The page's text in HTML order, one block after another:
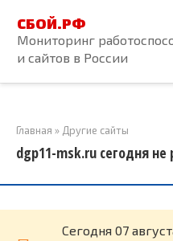
контенту
СБОЙ.РФ
Мониторинг
и сайтов в России
Главная » Другие сайты
dgp11-msk.ru сегодня не
Cегодня 07